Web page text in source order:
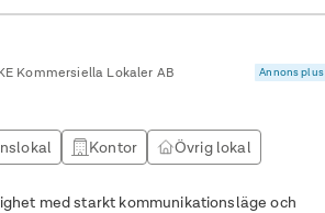
Kommersiella Lokaler AB Annons plus
Kontor Övrig lokal
med starkt kommunikationsläge och